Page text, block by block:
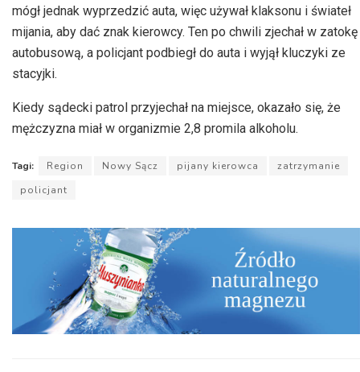
mógł jednak wyprzedzić auta, więc używał klaksonu i świateł
mijania, aby dać znak kierowcy. Ten po chwili zjechał w zatokę
autobusową, a policjant podbiegł do auta i wyjął kluczyki ze
stacyjki.
Kiedy sądecki patrol przyjechał na miejsce, okazało się, że
mężczyzna miał w organizmie 2,8 promila alkoholu.
Tagi: Region Nowy Sącz pijany kierowca
zatrzymanie
policjant